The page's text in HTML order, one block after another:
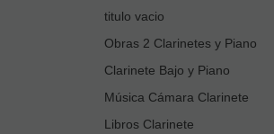
titulo vacio
Obras 2 Clarinetes y Piano
Clarinete Bajo y Piano
Música Cámara Clarinete
Libros Clarinete